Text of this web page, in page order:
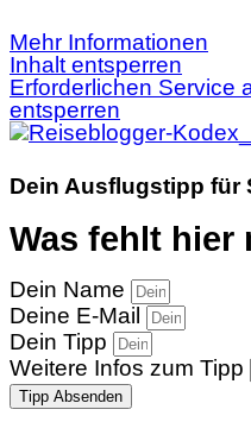
Mehr Informationen
Inhalt entsperren
Erforderlichen Service
entsperren
Dein Ausflugstipp für
Was fehlt hier
Dein Name
Deine E-Mail
Dein Tipp
Weitere Infos zum Tipp
Tipp Absenden